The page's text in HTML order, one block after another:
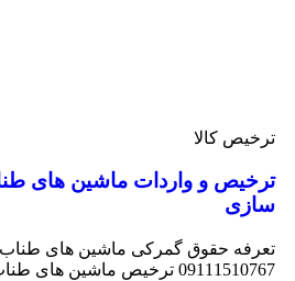
ترخیص کالا
ترخیص و واردات ماشین های
سازی
تعرفه حقوق گمرکی ماشین های
09111510767 ترخیص ماشین های طناب سازی و کابل سازی کد